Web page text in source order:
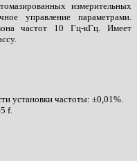
измерительных
управление параметрами.
частот 10 Гц-кГц. Имеет
установки частоты: ±0,01%.
f.